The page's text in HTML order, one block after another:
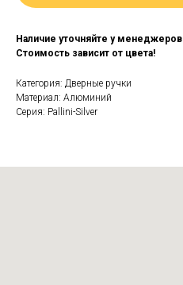
Наличие уточняйте у менеджеров
Стоимость зависит от цвета!
Категория: Дверные ручки
Материал: Алюминий
Серия: Pallini-Silver